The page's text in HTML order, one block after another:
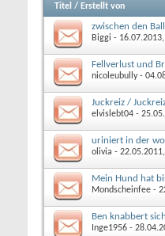
Titel / Erstellt von
zwischen den
Biggi -
Fellverlust und
nicoleubully-
Juckreiz /
elvislebt04 -
uriniert in der
olivia -
Mein Hund hat
Mondscheinfee -
Ben knabbert
Inge1956 -